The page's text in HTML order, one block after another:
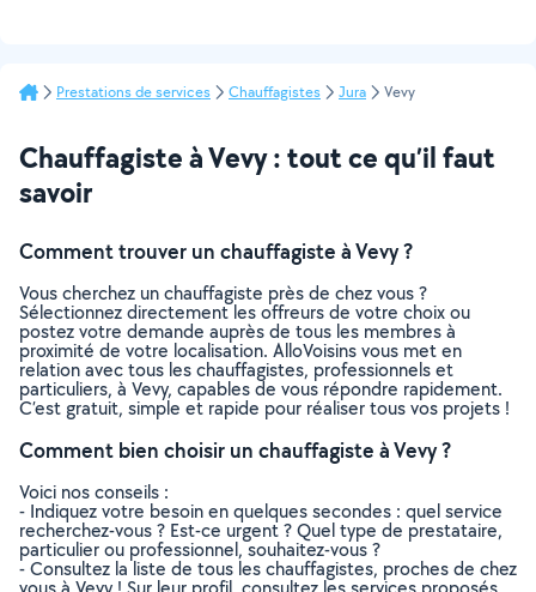
Prestations de services Chauffagistes Jura Vevy
Chauffagiste à Vevy : tout ce qu’il faut
savoir
Comment trouver un chauffagiste à Vevy ?
Vous cherchez un chauffagiste près de chez vous ?
Sélectionnez directement les offreurs de votre choix ou
postez votre demande auprès de tous les membres à
proximité de votre localisation. AlloVoisins vous met en
relation avec tous les chauffagistes, professionnels et
particuliers, à Vevy, capables de vous répondre rapidement.
C’est gratuit, simple et rapide pour réaliser tous vos projets !
Comment bien choisir un chauffagiste à Vevy ?
Voici nos conseils :
- Indiquez votre besoin en quelques secondes : quel service
recherchez-vous ? Est-ce urgent ? Quel type de prestataire,
particulier ou professionnel, souhaitez-vous ?
- Consultez la liste de tous les chauffagistes, proches de chez